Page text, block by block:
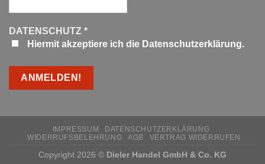
DATENSCHUTZ *
Hiermit akzeptiere ich die Datenschutzerklärung.
IMPRESSUM
DATENSCHUTZERKLÄRUNG
WIDERRUFSBELEHRUNG
AGB VERTRAG WIDERRUFEN
Copyright 2026 © Dieler Handel GmbH & Co. KG